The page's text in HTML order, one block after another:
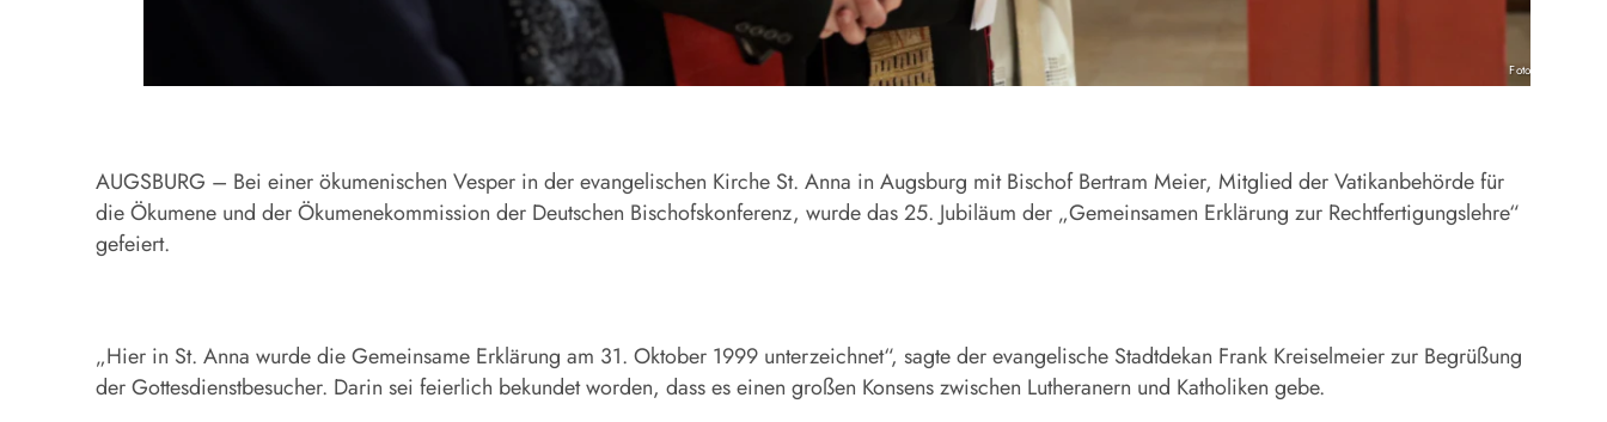
Foto: Zoepf
AUGSBURG – Bei einer ökumenischen Vesper in der evangelischen Kirche St. Anna in Augsburg mit Bischof Bertram Meier, Mitglied der Vatikanbehörde für
die Ökumene und der Ökumenekommission der Deutschen Bischofskonferenz, wurde das 25. Jubiläum der „Gemeinsamen Erklärung zur Rechtfertigungslehre“
gefeiert.
„Hier in St. Anna wurde die Gemeinsame Erklärung am 31. Oktober 1999 unterzeichnet“, sagte der evangelische Stadtdekan Frank Kreiselmeier zur Begrüßung
der Gottesdienstbesucher. Darin sei feierlich bekundet worden, dass es einen großen Konsens zwischen Lutheranern und Katholiken gebe.